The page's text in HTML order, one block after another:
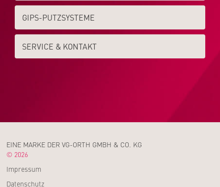
GIPS-PUTZSYSTEME
SERVICE & KONTAKT
EINE MARKE DER VG-ORTH GMBH & CO. KG
© 2026
Impressum
Datenschutz